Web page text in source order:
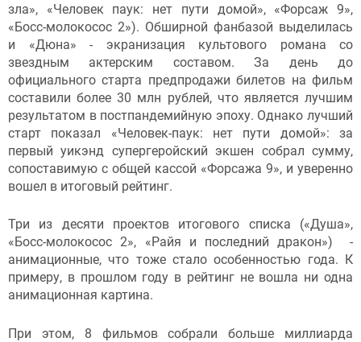
зла», «Человек паук: нет пути домой», «Форсаж 9»,
«Босс-молокосос 2»). Обширной фанбазой выделилась
и «Дюна» - экранизация культового романа со
звездным актерским составом. За день до
официального старта предпродажи билетов на фильм
составили более 30 млн рублей, что является лучшим
результатом в постпандемийную эпоху. Однако лучший
старт показал «Человек-паук: нет пути домой»: за
первый уикэнд супергеройский экшен собрал сумму,
сопоставимую с общей кассой «Форсажа 9», и уверенно
вошел в итоговый рейтинг.
Три из десяти проектов итогового списка («Душа»,
«Босс-молокосос 2», «Райя и последний дракон») -
анимационные, что тоже стало особенностью года. К
примеру, в прошлом году в рейтинг не вошла ни одна
анимационная картина.
При этом, 8 фильмов собрали больше миллиарда